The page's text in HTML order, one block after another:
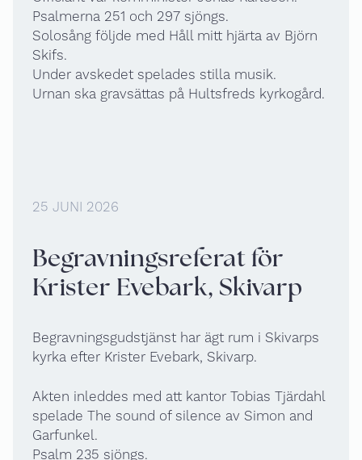
Psalmerna 251 och 297 sjöngs.
Solosång följde med Håll mitt hjärta av Björn
Skifs.
Under avskedet spelades stilla musik.
Urnan ska gravsättas på Hultsfreds kyrkogård.
25 JUNI 2026
Begravningsreferat för
Krister Evebark, Skivarp
Begravningsgudstjänst har ägt rum i Skivarps
kyrka efter Krister Evebark, Skivarp.
Akten inleddes med att kantor Tobias Tjärdahl
spelade The sound of silence av Simon and
Garfunkel.
Psalm 235 sjöngs.